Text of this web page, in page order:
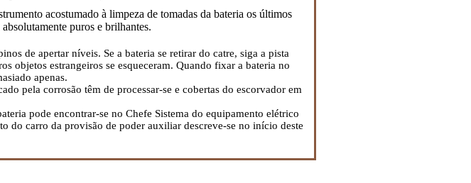
acostumado à limpeza de tomadas da bateria os últimos
puros e brilhantes.
de apertar níveis. Se a bateria se retirar do catre, siga a pista
objetos estrangeiros se esqueceram. Quando fixar a bateria no
apenas.
pela corrosão têm de processar-se e cobertas do escorvador em
pode encontrar-se no Chefe Sistema do equipamento elétrico
do carro da provisão de poder auxiliar descreve-se no início deste